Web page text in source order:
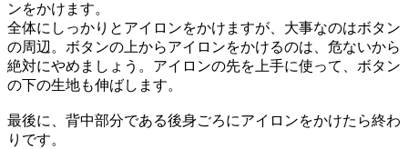
ンをかけます。
全体にしっかりとアイロンをかけますが、大事なのはボタン
の周辺。ボタンの上からアイロンをかけるのは、危ないから
絶対にやめましょう。アイロンの先を上手に使って、ボタン
の下の生地も伸ばします。
最後に、背中部分である後身ごろにアイロンをかけたら終わ
りです。